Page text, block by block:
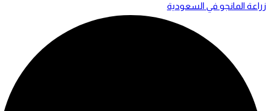
زراعة المانجو في السعودية